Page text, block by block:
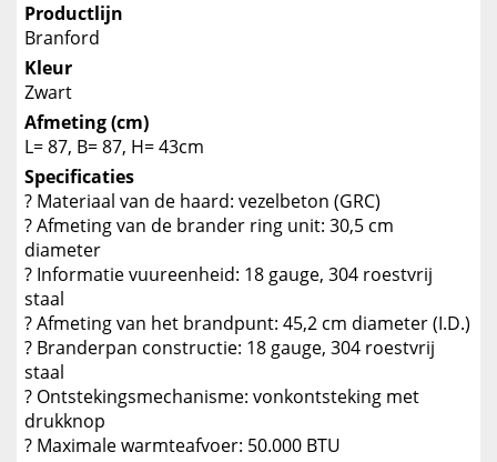
Productlijn
Branford
Kleur
Zwart
Afmeting (cm)
L= 87, B= 87, H= 43cm
Specificaties
? Materiaal van de haard: vezelbeton (GRC)
? Afmeting van de brander ring unit: 30,5 cm
diameter
? Informatie vuureenheid: 18 gauge, 304 roestvrij
staal
? Afmeting van het brandpunt: 45,2 cm diameter (I.D.)
? Branderpan constructie: 18 gauge, 304 roestvrij
staal
? Ontstekingsmechanisme: vonkontsteking met
drukknop
? Maximale warmteafvoer: 50.000 BTU